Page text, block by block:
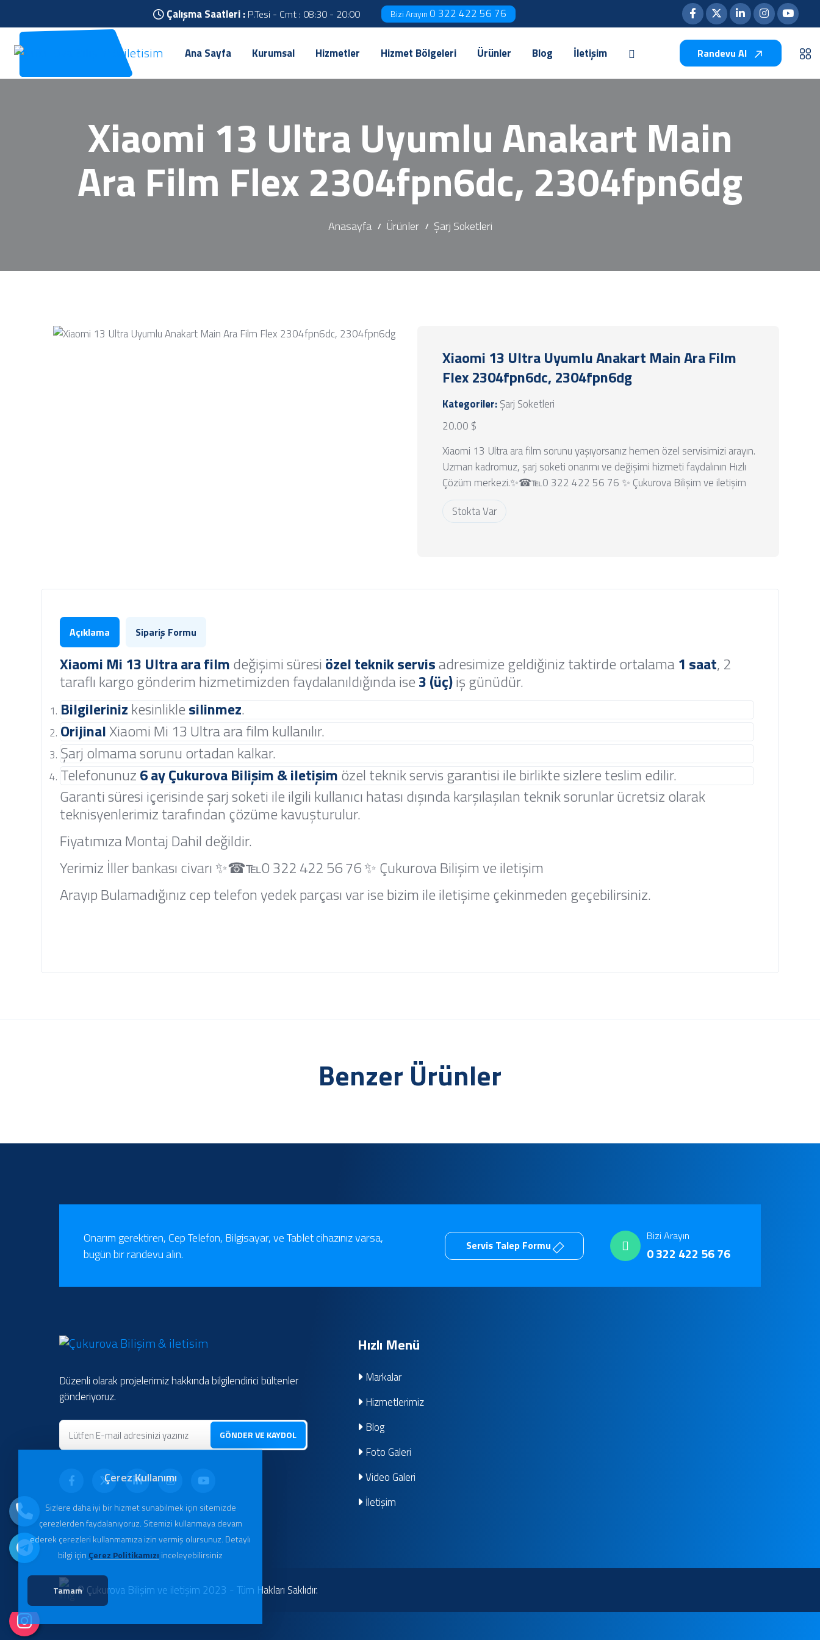
Çalışma Saatleri : P.Tesi - Cmt : 08:30 - 20:00 Bizi Arayın0 322 422 56 76
Ana Sayfa Kurumsal Hizmetler Hizmet Bölgeleri Ürünler Blog İletişim Randevu Al
Xiaomi 13 Ultra Uyumlu Anakart Main
Ara Film Flex 2304fpn6dc, 2304fpn6dg
Anasayfa Ürünler Şarj Soketleri
Xiaomi 13 Ultra Uyumlu Anakart Main Ara Film
Flex 2304fpn6dc, 2304fpn6dg
Kategoriler:Şarj Soketleri
20.00 $
Xiaomi 13 Ultra ara film sorunu yaşıyorsanız hemen özel servisimizi arayın.
Uzman kadromuz, şarj soketi onarımı ve değişimi hizmeti faydalının Hızlı
Çözüm merkezi.✨☎℡0 322 422 56 76 ✨ Çukurova Bilişim ve iletişim
Stokta Var
Açıklama Sipariş Formu
Xiaomi Mi 13 Ultraara filmdeğişimi süresi özel teknik servisadresimize geldiğiniz taktirde ortalama1 saat, 2
taraflı kargo gönderim hizmetimizden faydalanıldığında ise3 (üç)iş günüdür.
Bilgilerinizkesinliklesilinmez.
OrijinalXiaomi Mi 13 Ultra ara film kullanılır.
Şarj olmama sorunu ortadan kalkar.
Telefonunuz6 ayÇukurova Bilişim & iletişimözel teknik servis garantisi ile birlikte sizlere teslim edilir.
Garanti süresi içerisinde şarj soketi ile ilgili kullanıcı hatası dışında karşılaşılan teknik sorunlar ücretsiz olarak
teknisyenlerimiz tarafından çözüme kavuşturulur.
Fiyatımıza Montaj Dahil değildir.
Yerimiz İller bankası civarı ✨☎℡0 322 422 56 76 ✨ Çukurova Bilişim ve iletişim
Arayıp Bulamadığınız cep telefon yedek parçası var ise bizim ile iletişime çekinmeden geçebilirsiniz.
Benzer Ürünler
Onarım gerektiren, Cep Telefon, Bilgisayar, ve Tablet cihazınız varsa,
bugün bir randevu alın.
Servis Talep Formu
Bizi Arayın
0 322 422 56 76
Düzenli olarak projelerimiz hakkında bilgilendirici bültenler
gönderiyoruz.
GÖNDER VE KAYDOL
Hızlı Menü
Markalar
Hizmetlerimiz
Blog
Foto Galeri
Video Galeri
İletişim
© Çukurova Bilişim ve iletişim 2023 - Tüm Hakları Saklıdır.
Çerez Kullanımı
Sizlere daha iyi bir hizmet sunabilmek için sitemizde
çerezlerden faydalanıyoruz. Sitemizi kullanmaya devam
ederek çerezleri kullanmamıza izin vermiş olursunuz. Detaylı
bilgi için Çerez Politikamızı inceleyebilirsiniz
Tamam